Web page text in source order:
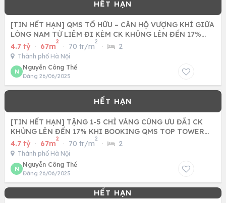
[TIN HẾT HẠN] QMS TỐ HỮU – CĂN HỘ VƯỢNG KHÍ GIỮA
LÒNG NAM TỪ LIÊM ĐI KÈM CK KHỦNG LÊN ĐẾN 17%
CÙNG CƠ HỘI BỐC
4.7 tỷ · 67m
2
· 70 tr/m
2
· 2
Thành phố Hà Nội
N
Nguyễn Công Thế
Đăng 26/06/2025
[TIN HẾT HẠN] TẶNG 1-5 CHỈ VÀNG CÙNG ƯU ĐÃI CK
KHỦNG LÊN ĐẾN 17% KHI BOOKING QMS TOP TOWER
TỐ HỮU - NAM TỪ LIÊM
4.7 tỷ · 67m
2
· 70 tr/m
2
· 2
Thành phố Hà Nội
N
Nguyễn Công Thế
Đăng 26/06/2025